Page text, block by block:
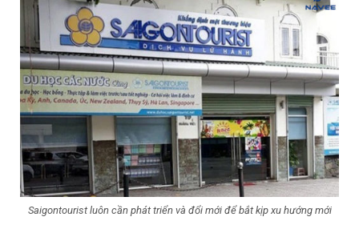
Saigontourist luôn cần phát triển và đổi mới để bắt kịp xu hướng mới